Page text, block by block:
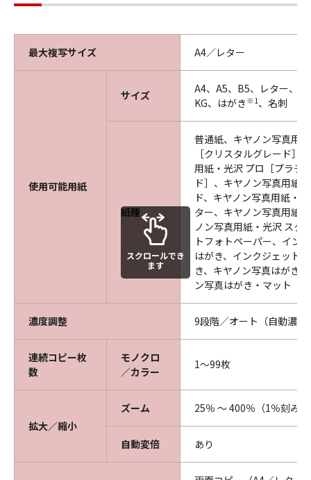
最大複写サイズ A4／レター
使用可能用紙
サイズ
A4、A5、B5、レター、L
KG、はがき ※1 、名刺
紙種
普通紙、キヤノン写真用
［クリスタルグレード］
用紙・光沢 プロ［プラチ
ド］、キヤノン写真用紙
ド、キヤノン写真用紙・
ター、キヤノン写真用紙
ノン写真用紙・光沢 スタ
トフォトペーパー、イン
はがき、インクジェット
き、キヤノン写真はがき
ン写真はがき・マット
濃度調整 9段階／オート（自動濃度
連続コピー枚
数
モノクロ
／カラー
1～99枚
拡大／縮小
ズーム 25％ ～ 400％（1％刻み）
自動変倍 あり
スクロールでき
ます